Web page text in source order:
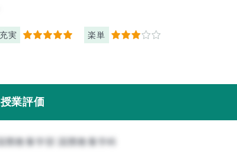
充実 5 楽単 3
業評価
国際教養学部 国際教養学科